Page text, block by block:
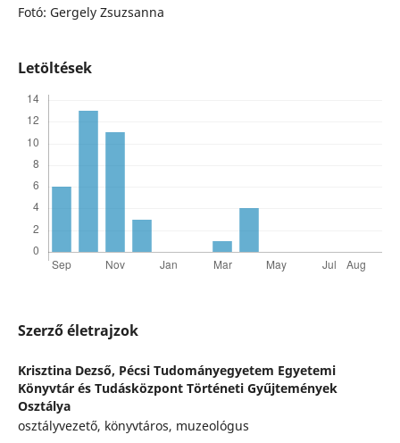
Fotó: Gergely Zsuzsanna
Letöltések
Szerző életrajzok
Krisztina Dezső, Pécsi Tudományegyetem Egyetemi
Könyvtár és Tudásközpont Történeti Gyűjtemények
Osztálya
osztályvezető, könyvtáros, muzeológus